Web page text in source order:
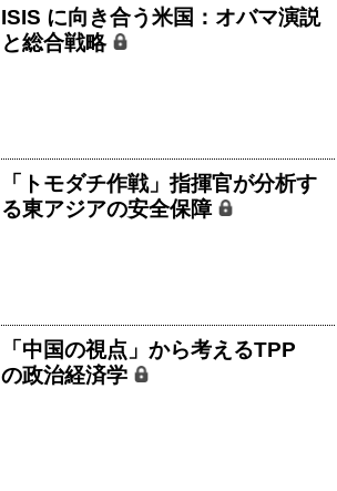
ISIS に向き合う米国：オバマ演説
と総合戦略
「トモダチ作戦」指揮官が分析す
る東アジアの安全保障
「中国の視点」から考えるTPP
の政治経済学